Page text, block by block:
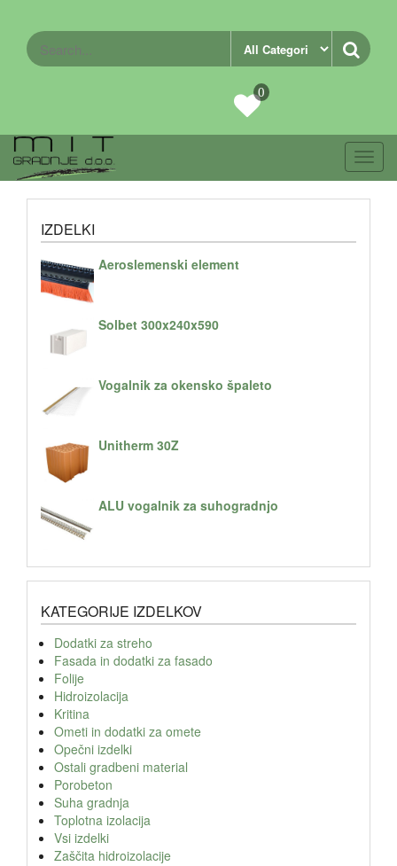
0
IZDELKI
Aeroslemenski element
Solbet 300x240x590
Vogalnik za okensko špaleto
Unitherm 30Z
ALU vogalnik za suhogradnjo
KATEGORIJE IZDELKOV
Dodatki za streho
Fasada in dodatki za fasado
Folije
Hidroizolacija
Kritina
Ometi in dodatki za omete
Opečni izdelki
Ostali gradbeni material
Porobeton
Suha gradnja
Toplotna izolacija
Vsi izdelki
Zaščita hidroizolacije